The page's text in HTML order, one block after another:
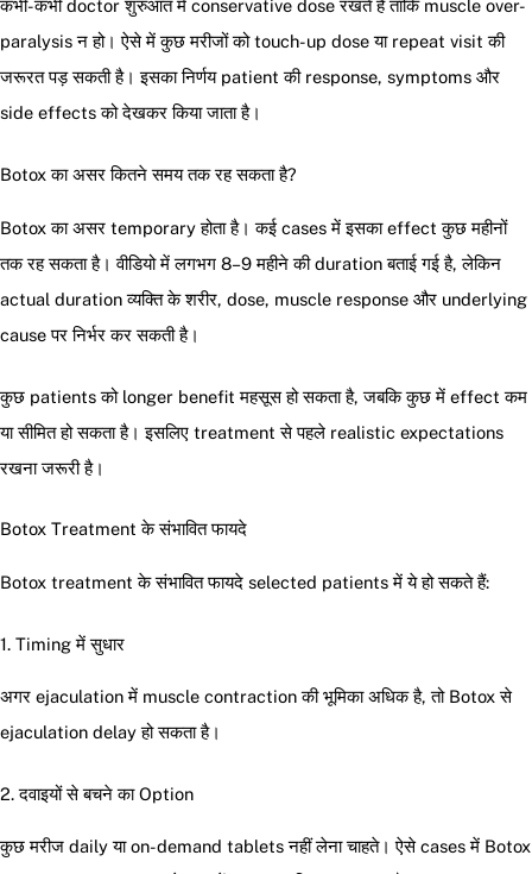
कभी-कभी doctor शुरुआत में conservative dose रखते हैं ताकि muscle over-
paralysis न हो। ऐसे में कुछ मरीजों को touch-up dose या repeat visit की
जरूरत पड़ सकती है। इसका निर्णय patient की response, symptoms और
side effects को देखकर किया जाता है।
Botox का असर कितने समय तक रह सकता है?
Botox का असर temporary होता है। कई cases में इसका effect कुछ महीनों
तक रह सकता है। वीडियो में लगभग 8–9 महीने की duration बताई गई है, लेकिन
actual duration व्यक्ति के शरीर, dose, muscle response और underlying
cause पर निर्भर कर सकती है।
कुछ patients को longer benefit महसूस हो सकता है, जबकि कुछ में effect कम
या सीमित हो सकता है। इसलिए treatment से पहले realistic expectations
रखना जरूरी है।
Botox Treatment के संभावित फायदे
Botox treatment के संभावित फायदे selected patients में ये हो सकते हैं:
1. Timing में सुधार
अगर ejaculation में muscle contraction की भूमिका अधिक है, तो Botox से
ejaculation delay हो सकता है।
2. दवाइयों से बचने का Option
कुछ मरीज daily या on-demand tablets नहीं लेना चाहते। ऐसे cases में Botox